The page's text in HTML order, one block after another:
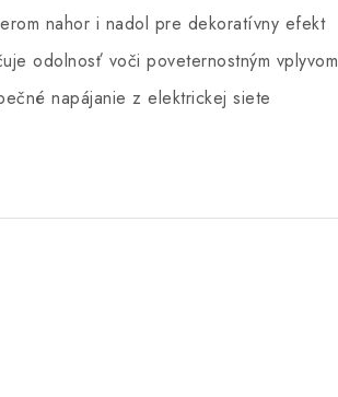
nahor i nadol pre dekoratívny efekt
odolnosť voči poveternostným vplyvom
napájanie z elektrickej siete